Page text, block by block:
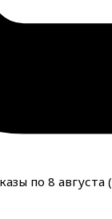
по 8 августа (